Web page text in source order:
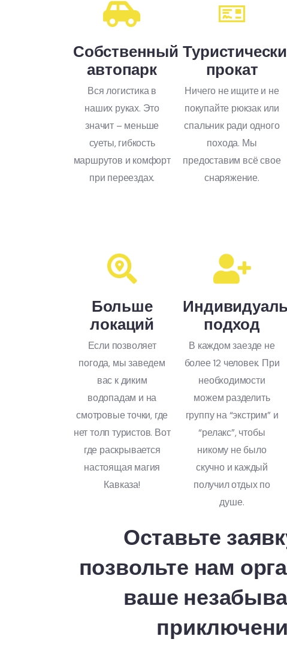
Собственный
автопарк
Вся логистика в
наших руках. Это
значит – меньше
суеты, гибкость
маршрутов и комфорт
при переездах.
прокат
Ничего не ищите и не
покупайте рюкзак или
спальник ради одного
похода. Мы
предоставим всё свое
снаряжение.
Больше
локаций
Если позволяет
погода, мы заведем
вас к диким
водопадам и на
смотровые точки, где
нет толп туристов. Вот
где раскрывается
настоящая магия
Кавказа!
подход
В каждом заезде не
более 12 человек. При
необходимости
можем разделить
группу на “экстрим” и
“релакс”, чтобы
никому не было
скучно и каждый
получил отдых по
душе.
Оставьте
позвольте нам
ваше